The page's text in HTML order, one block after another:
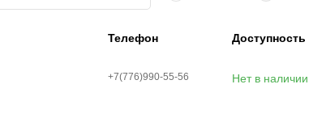
Телефон Доступность
+7(776)990-55-56 Нет в наличии